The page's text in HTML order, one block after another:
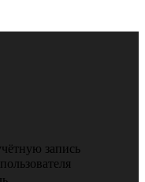
запись